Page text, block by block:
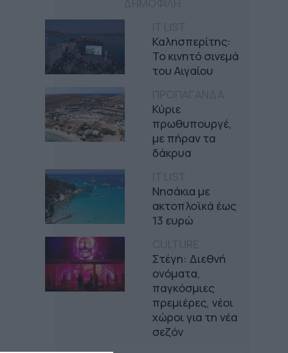
Καλησπερίτης:
Το κινητό σινεμά
του Αιγαίου
Κύριε
πρωθυπουργέ,
με πήραν τα
δάκρυα
Νησάκια με
ακτοπλοϊκά έως
13 ευρώ
Στέγη: Διεθνή
ονόματα,
παγκόσμιες
πρεμιέρες, νέοι
χώροι για τη νέα
σεζόν